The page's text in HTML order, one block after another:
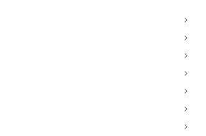
5
5
5
5
5
5
5